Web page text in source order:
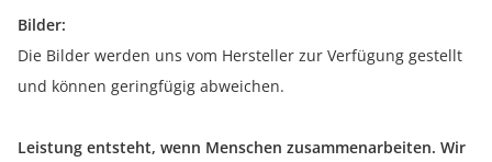
Bilder:
Die Bilder werden uns vom Hersteller zur Verfügung gestellt
und können geringfügig abweichen.
Leistung entsteht, wenn Menschen zusammenarbeiten. Wir